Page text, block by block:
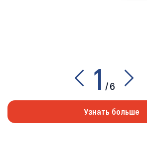
1 /6
Узнать больше